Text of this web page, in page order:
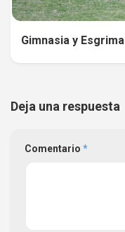
Gimnasia y
Deja una respuesta
Comentario *